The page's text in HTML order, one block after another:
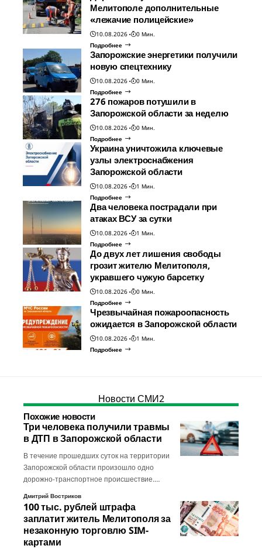
Мелитополе дополнительные
«лежачие полицейские»
10.08.2026
0 Мин.
Подробнее
Запорожские энергетики получили
новую спецтехнику
10.08.2026
0 Мин.
Подробнее
276 пожаров потушили в
Запорожской области за неделю
10.08.2026
0 Мин.
Подробнее
Украина уничтожила ключевые
узлы электроснабжения
Запорожской области
10.08.2026
1 Мин.
Подробнее
Два человека пострадали при
атаках ВСУ за сутки
10.08.2026
1 Мин.
Подробнее
До двух лет лишения свободы
грозит жителю Мелитополя,
укравшего чужую барсетку
10.08.2026
0 Мин.
Подробнее
Чрезвычайная пожароопасность
ожидается в Запорожской области
10.08.2026
1 Мин.
Подробнее
Новости СМИ2
Похожие новости
Три человека получили травмы
в ДТП в Запорожской области
В течение прошедших суток на территории
Запорожской области произошло одно
дорожно-транспортное происшествие.…
Дмитрий Востриков
100 тыс. рублей штрафа
заплатит житель Мелитополя за
незаконную торговлю SIM-
картами